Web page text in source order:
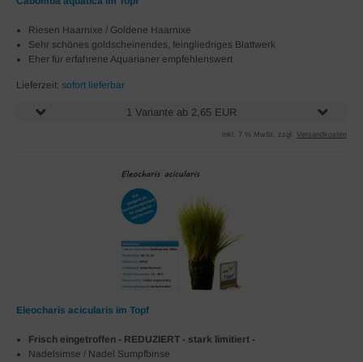
Riesen Haarnixe / Goldene Haarnixe
Sehr schönes goldscheinendes, feingliedriges Blattwerk
Eher für erfahrene Aquarianer empfehlenswert
Lieferzeit: sofort lieferbar
1 Variante ab 2,65 EUR
inkl. 7 % MwSt. zzgl. Versandkosten
Eleocharis acicularis im Topf
Frisch eingetroffen - REDUZIERT - stark limitiert -
Nadelsimse / Nadel Sumpfbinse